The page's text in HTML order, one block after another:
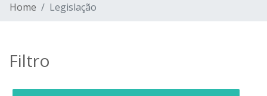
Home Legislação
Filtro